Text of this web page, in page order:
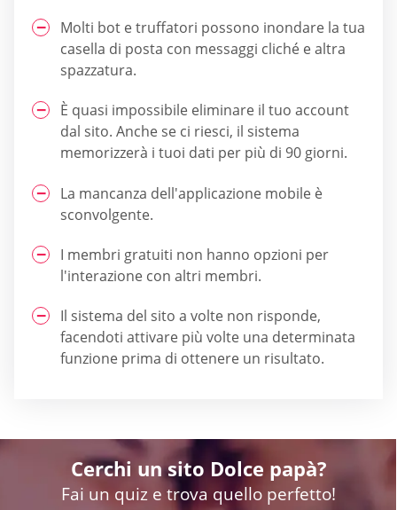
Molti bot e truffatori possono inondare la tua
casella di posta con messaggi cliché e altra
spazzatura.
È quasi impossibile eliminare il tuo account
dal sito. Anche se ci riesci, il sistema
memorizzerà i tuoi dati per più di 90 giorni.
La mancanza dell'applicazione mobile è
sconvolgente.
I membri gratuiti non hanno opzioni per
l'interazione con altri membri.
Il sistema del sito a volte non risponde,
facendoti attivare più volte una determinata
funzione prima di ottenere un risultato.
Cerchi un sito Dolce papà?
Fai un quiz e trova quello perfetto!